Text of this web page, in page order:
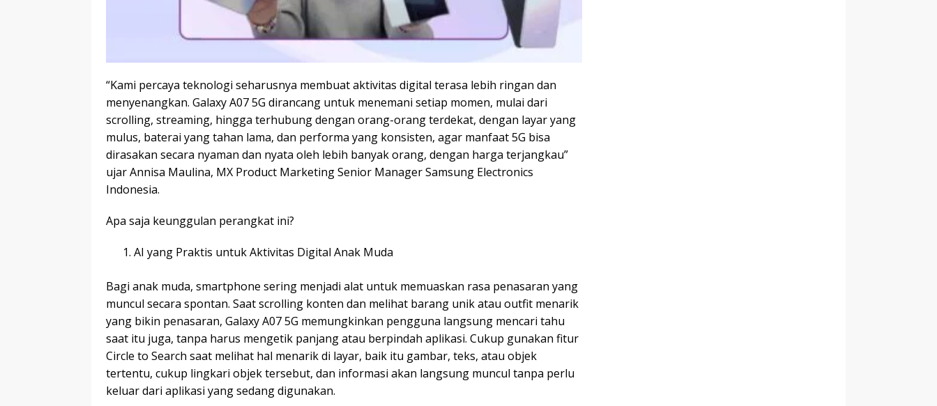
“Kami percaya teknologi seharusnya membuat aktivitas digital terasa lebih ringan dan
menyenangkan. Galaxy A07 5G dirancang untuk menemani setiap momen, mulai dari
scrolling, streaming, hingga terhubung dengan orang-orang terdekat, dengan layar yang
mulus, baterai yang tahan lama, dan performa yang konsisten, agar manfaat 5G bisa
dirasakan secara nyaman dan nyata oleh lebih banyak orang, dengan harga terjangkau”
ujar Annisa Maulina, MX Product Marketing Senior Manager Samsung Electronics
Indonesia.
Apa saja keunggulan perangkat ini?
AI yang Praktis untuk Aktivitas Digital Anak Muda
Bagi anak muda, smartphone sering menjadi alat untuk memuaskan rasa penasaran yang
muncul secara spontan. Saat scrolling konten dan melihat barang unik atau outfit menarik
yang bikin penasaran, Galaxy A07 5G memungkinkan pengguna langsung mencari tahu
saat itu juga, tanpa harus mengetik panjang atau berpindah aplikasi. Cukup gunakan fitur
Circle to Search saat melihat hal menarik di layar, baik itu gambar, teks, atau objek
tertentu, cukup lingkari objek tersebut, dan informasi akan langsung muncul tanpa perlu
keluar dari aplikasi yang sedang digunakan.